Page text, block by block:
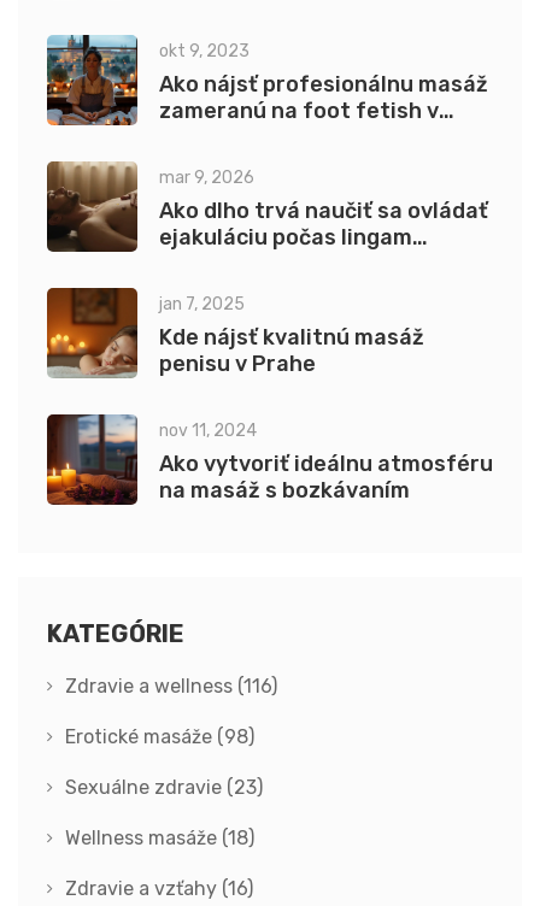
okt 9, 2023
Ako nájsť profesionálnu masáž
zameranú na foot fetish v
mar 9, 2026
Ako dlho trvá naučiť sa ovládať
ejakuláciu počas lingam
jan 7, 2025
Kde nájsť kvalitnú masáž
penisu v Prahe
nov 11, 2024
Ako vytvoriť ideálnu atmosféru
na masáž s bozkávaním
KATEGÓRIE
Zdravie a wellness (116)
Erotické masáže (98)
Sexuálne zdravie (23)
Wellness masáže (18)
Zdravie a vzťahy (16)